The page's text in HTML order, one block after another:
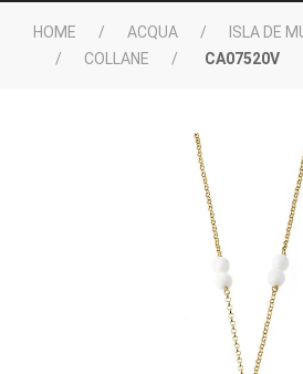
HOME ACQUA
ISLA DE
COLLANE
CA07520V